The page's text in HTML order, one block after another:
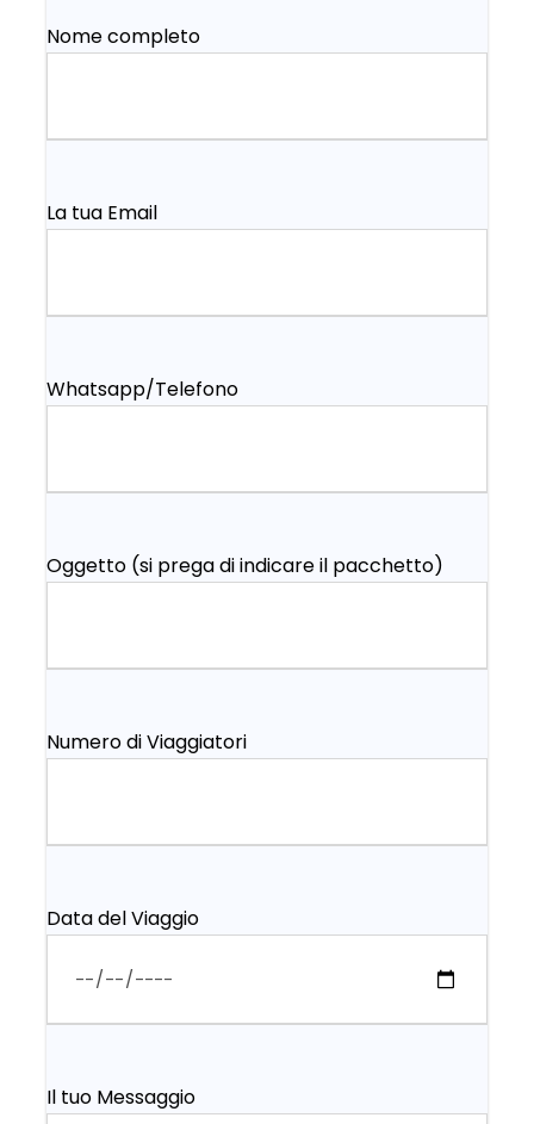
Nome completo
La tua Email
Whatsapp/Telefono
Oggetto (si prega di indicare il pacchetto)
Numero di Viaggiatori
Data del Viaggio
Il tuo Messaggio